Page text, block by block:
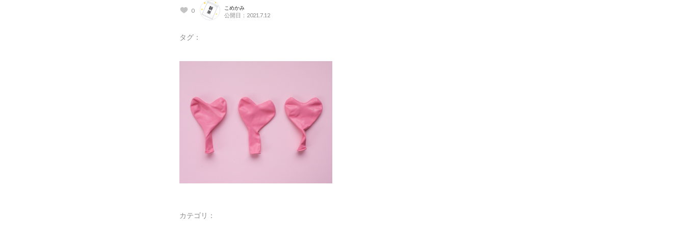
0 こめかみ
公開日：2021.7.12
タグ：
カテゴリ：